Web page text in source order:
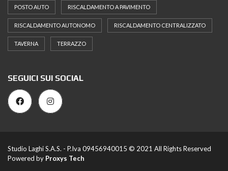
POSTO AUTO RISCALDAMENTO A PAVIMENTO
RISCALDAMENTO AUTONOMO RISCALDAMENTO CENTRALIZZATO
TAVERNA TERRAZZO
SEGUICI SUI SOCIAL
Studio Laghi S.A.S. - P.Iva 09456940015 © 2021 All Rights Reserved
Powered by Proxys Tech